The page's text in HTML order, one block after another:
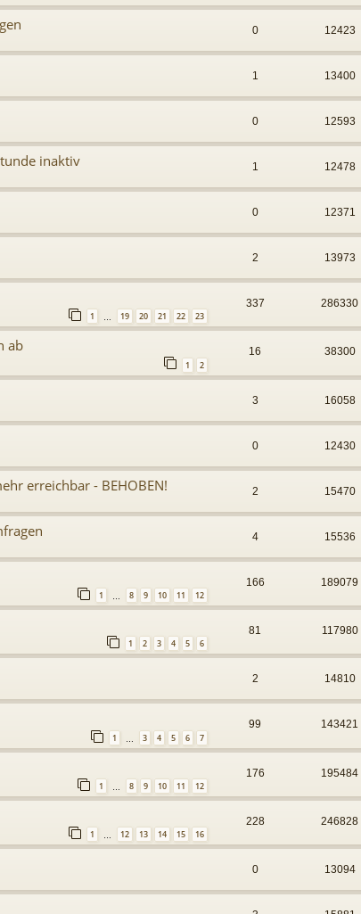
0 12423
1 13400
0 12593
inaktiv 1 12478
0 12371
2 13973
1 … 19 20 21 22 23
337 286330
ab
1 2
16 38300
3 16058
0 12430
erreichbar - BEHOBEN! 2 15470
4 15536
1 8 9 10 11 12
166 189079
1 2 3 4 5 6
81 117980
2 14810
1 3 4 5 6 7
99 143421
1 … 8 9 10 11 12
176 195484
1 … 12 13 14 15 16
228 246828
0 13094